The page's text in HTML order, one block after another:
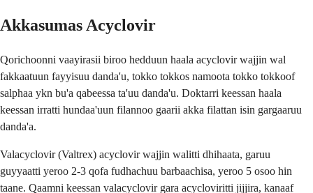
Akkasumas Acyclovir
Qorichoonni vaayirasii biroo hedduun haala acyclovir wajjin wal
fakkaatuun fayyisuu danda'u, tokko tokkos namoota tokko tokkoof
salphaa ykn bu'a qabeessa ta'uu danda'u. Doktarri keessan haala
keessan irratti hundaa'uun filannoo gaarii akka filattan isin gargaaruu
danda'a.
Valacyclovir (Valtrex) acyclovir wajjin walitti dhihaata, garuu
guyyaatti yeroo 2-3 qofa fudhachuu barbaachisa, yeroo 5 osoo hin
taane. Qaamni keessan valacyclovir gara acycloviritti jijjira, kanaaf